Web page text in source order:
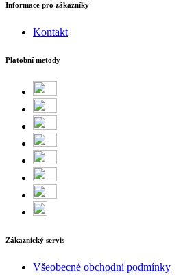
Informace pro zákazníky
Kontakt
Platobní metody
Zákaznický servis
Všeobecné obchodní podmínky